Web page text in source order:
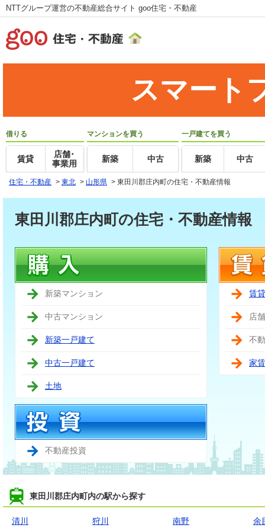
NTTグループ運営の不動産総合サイト goo住宅・不動産
スマート
借りる
賃貸
店舗･
事業用
マンションを買う
新築 中古
一戸建てを買う
新築 中古
住宅・不動産 > 東北 > 山形県 > 東田川郡庄内町の住宅・不動産情報
東田川郡庄内町の住宅・不動産情報
新築マンション
中古マンション
新築一戸建て
中古一戸建て
土地
不動産投資
賃
店
不
家
東田川郡庄内町内の駅から探す
清川 狩川 南野
余